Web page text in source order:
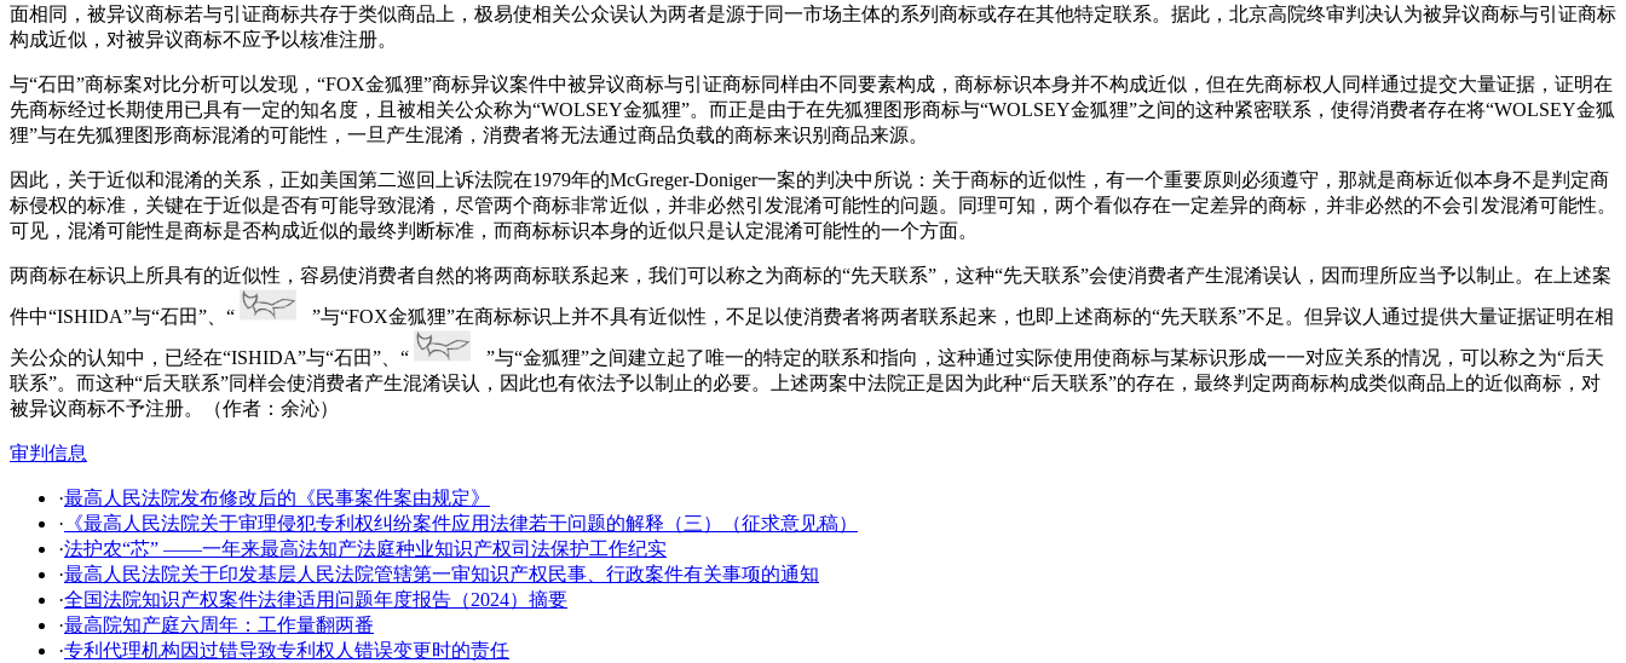
面相同，被异议商标若与引证商标共存于类似商品上，极易使相关公众误认为两者是源于同一市场主体的系列商标或存在其他特定联系。据此，北京高院终审判决认为被异议商标与引证商标
构成近似，对被异议商标不应予以核准注册。
与“石田”商标案对比分析可以发现，“FOX金狐狸”商标异议案件中被异议商标与引证商标同样由不同要素构成，商标标识本身并不构成近似，但在先商标权人同样通过提交大量证据，证明在
先商标经过长期使用已具有一定的知名度，且被相关公众称为“WOLSEY金狐狸”。而正是由于在先狐狸图形商标与“WOLSEY金狐狸”之间的这种紧密联系，使得消费者存在将“WOLSEY金狐
狸”与在先狐狸图形商标混淆的可能性，一旦产生混淆，消费者将无法通过商品负载的商标来识别商品来源。
因此，关于近似和混淆的关系，正如美国第二巡回上诉法院在1979年的McGreger-Doniger一案的判决中所说：关于商标的近似性，有一个重要原则必须遵守，那就是商标近似本身不是判定商
标侵权的标准，关键在于近似是否有可能导致混淆，尽管两个商标非常近似，并非必然引发混淆可能性的问题。同理可知，两个看似存在一定差异的商标，并非必然的不会引发混淆可能性。
可见，混淆可能性是商标是否构成近似的最终判断标准，而商标标识本身的近似只是认定混淆可能性的一个方面。
两商标在标识上所具有的近似性，容易使消费者自然的将两商标联系起来，我们可以称之为商标的“先天联系”，这种“先天联系”会使消费者产生混淆误认，因而理所应当予以制止。在上述案
件中“ISHIDA”与“石田”、“
”与“FOX金狐狸”在商标标识上并不具有近似性，不足以使消费者将两者联系起来，也即上述商标的“先天联系”不足。但异议人通过提供大量证据证明在相
关公众的认知中，已经在“ISHIDA”与“石田”、“
”与“金狐狸”之间建立起了唯一的特定的联系和指向，这种通过实际使用使商标与某标识形成一一对应关系的情况，可以称之为“后天
联系”。而这种“后天联系”同样会使消费者产生混淆误认，因此也有依法予以制止的必要。上述两案中法院正是因为此种“后天联系”的存在，最终判定两商标构成类似商品上的近似商标，对
被异议商标不予注册。（作者：余沁）
审判信息
·最高人民法院发布修改后的《民事案件案由规定》
· 《最高人民法院关于审理侵犯专利权纠纷案件应用法律若干问题的解释（三）（征求意见稿）
·法护农“芯” ——一年来最高法知产法庭种业知识产权司法保护工作纪实
·​最高人民法院关于印发基层人民法院管辖第一审知识产权民事、行政案件有关事项的通知
·全国法院知识产权案件法律适用问题年度报告（2024）摘要
·最高院知产庭六周年：工作量翻两番
·专利代理机构因过错导致专利权人错误变更时的责任